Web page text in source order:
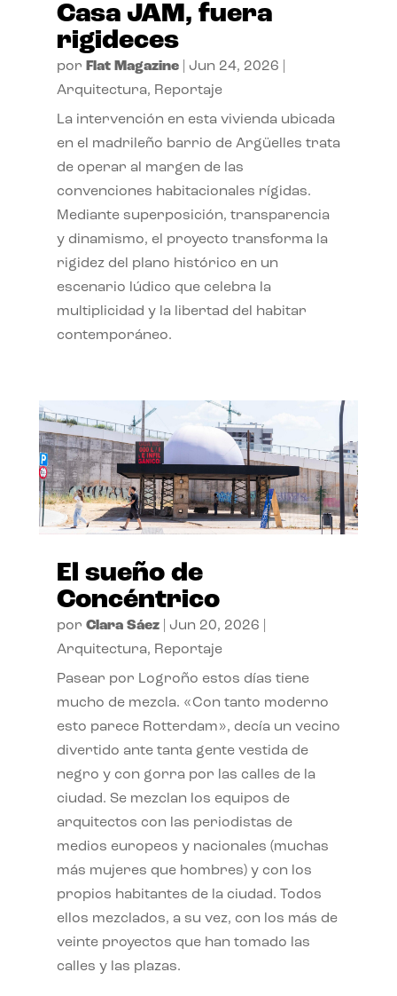
Casa JAM, fuera
rigideces
por Flat Magazine| Jun 24, 2026
Arquitectura, Reportaje
La intervención en esta vivienda ubicada
en el madrileño barrio de Argüelles trata
de operar al margen de las
convenciones habitacionales rígidas.
Mediante superposición, transparencia
y dinamismo, el proyecto transforma la
rigidez del plano histórico en un
escenario lúdico que celebra la
multiplicidad y la libertad del habitar
contemporáneo.
El sueño de
Concéntrico
por Clara Sáez| Jun 20, 2026
Arquitectura, Reportaje
Pasear por Logroño estos días tiene
mucho de mezcla. «Con tanto moderno
esto parece Rotterdam», decía un vecino
divertido ante tanta gente vestida de
negro y con gorra por las calles de la
ciudad. Se mezclan los equipos de
arquitectos con las periodistas de
medios europeos y nacionales (muchas
más mujeres que hombres) y con los
propios habitantes de la ciudad. Todos
ellos mezclados, a su vez, con los más de
veinte proyectos que han tomado las
calles y las plazas.